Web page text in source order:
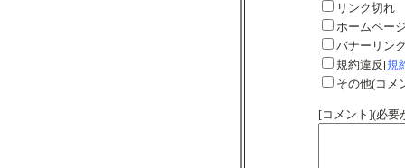
リンク切れ
ホームペー
バナーリン
規約違反[規
その他(コメ
[コメント](必要